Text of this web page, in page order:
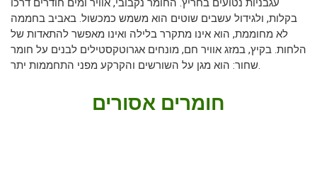
עגבניות נטועים בחריץ. החומר נקבובי, אוויר ומים חודרים דרכו
בקלות, ולגידול עשבים שוטים הוא משמש כמכשול. באביב בחממה
לא מחוממת, הוא אינו מתקרר בלילה ואינו מאפשר להתאדות של
הלחות. בקיץ, במזג אוויר חם, מונחים אגרוטקסטילים לבנים על חומר
שחור: הוא מגן על השורשים והקרקע מפני התחממות יתר.
חומרים אסורים